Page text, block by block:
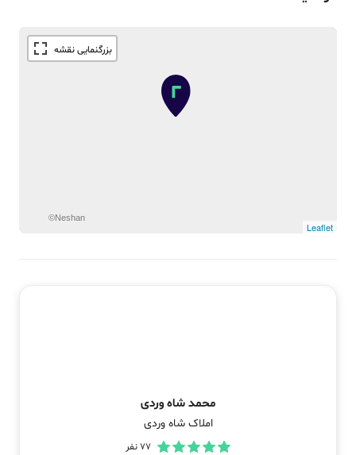
Leaflet
©Neshan
محمد شاه وردی
املاک شاه وردی
77نفر